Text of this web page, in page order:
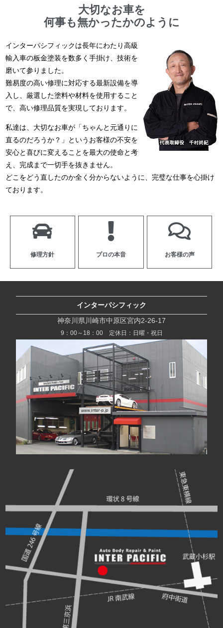
大切なお車を
何事も無かったかのように
インターパシフィックは長年にわたり高級
輸入車の板金塗装を数多く手掛け、技術を
磨いて参りました。
難易度の高い修理に対応する最新設備を導
入し、厳選した塗料や材料を使用すること
で、高い修理品質を実現しております。
私達は、大切なお車が「ちゃんと元通りに
直るのだろうか？」というお客様の不安を
安心と喜びに変えることを最大の使命と考
え、完成まで一切手を抜きません。
どこをどう直したのか全く分からないように、完璧な仕事を心掛け
ております。
修理方針 プロの本音 お客様の声
インターパシフィック
神奈川県川崎市中原区宮内2-26-17
9：00～18：00 定休日：日曜・祝日